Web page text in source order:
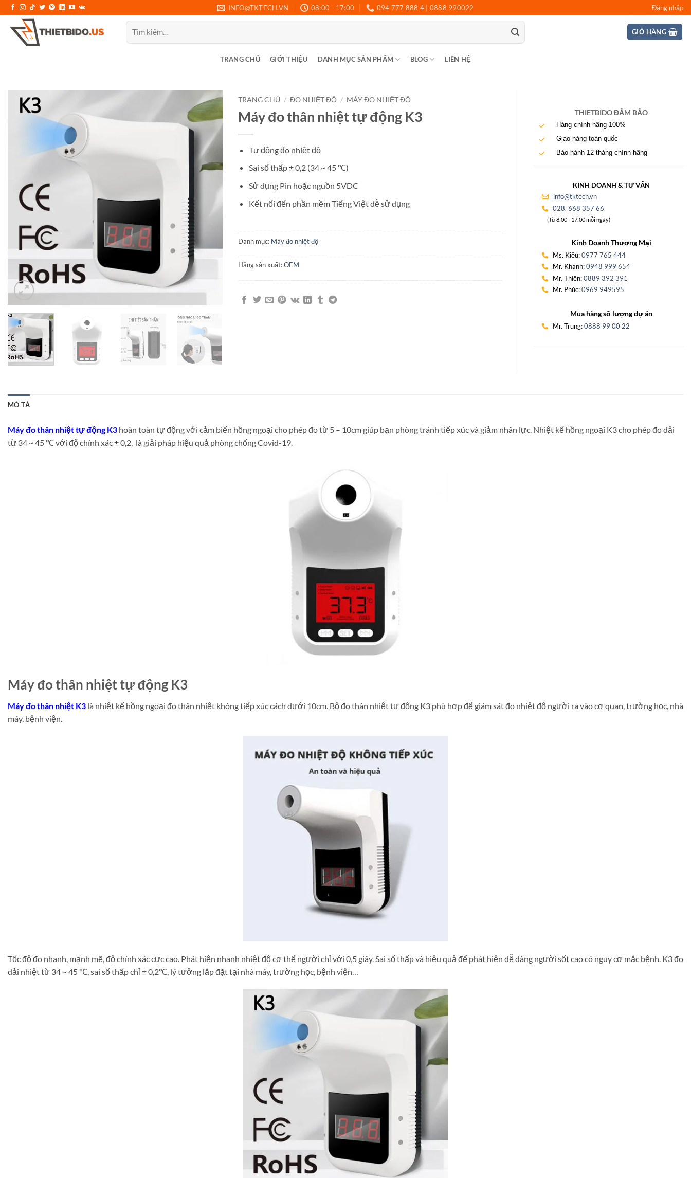
qua
nội
INFO@TKTECH.VN 08:00 - 17:00 094 777 888 4 | 0888 990022 Đăng nhập
Tìm
kiếm:
GIỎ HÀNG
TRANG CHỦ GIỚI THIỆU DANH MỤC SẢN PHẨM BLOG LIÊN HỆ
TRANG CHỦ / ĐO NHIỆT ĐỘ / MÁY ĐO NHIỆT ĐỘ
Máy đo thân nhiệt tự động K3
Tự động đo nhiệt độ
Sai số thấp ± 0,2 (34 ~ 45 ℃)
Sử dụng Pin hoặc nguồn 5VDC
Kết nối đến phần mềm Tiếng Việt dễ sử dụng
Danh mục: Máy đo nhiệt độ
Hãng sản xuất:OEM
THIETBIDO ĐẢM BẢO
Hàng chính hãng 100%
Giao hàng toàn quốc
Bảo hành 12 tháng chính hãng
KINH DOANH & TƯ VẤN
info@tktech.vn
028. 668 357 66
(Từ 8:00 - 17:00 mỗi ngày)
Kinh Doanh Thương Mại
Ms. Kiều:0977 765 444
Mr. Khanh:0948 999 654
Mr. Thiên:0889 392 391
Mr. Phúc:0969 949595
Mua hàng số lượng dự án
Mr. Trung:0888 99 00 22
MÔ TẢ
Máy đo thân nhiệt tự động K3 hoàn toàn tự động với cảm biến hồng ngoại cho phép đo từ 5 – 10cm giúp bạn phòng tránh tiếp xúc và giảm nhân lực. Nhiệt kế hồng ngoại K3 cho phép đo dải
từ 34 ~ 45 ℃ với độ chính xác ± 0,2, là giải pháp hiệu quả phòng chống Covid-19.
Máy đo thân nhiệt tự động K3
Máy đo thân nhiệt K3 là nhiệt kế hồng ngoại đo thân nhiệt không tiếp xúc cách dưới 10cm. Bộ đo thân nhiệt tự động K3 phù hợp để giám sát đo nhiệt độ người ra vào cơ quan, trường học, nhà
máy, bệnh viện.
Tốc độ đo nhanh, mạnh mẽ, độ chính xác cực cao. Phát hiện nhanh nhiệt độ cơ thể người chỉ với 0,5 giây. Sai số thấp và hiệu quả để phát hiện dễ dàng người sốt cao có nguy cơ mắc bệnh. K3 đo
dải nhiệt từ 34 ~ 45 ℃, sai số thấp chỉ ± 0,2℃, lý tưởng lắp đặt tại nhà máy, trường học, bệnh viện…